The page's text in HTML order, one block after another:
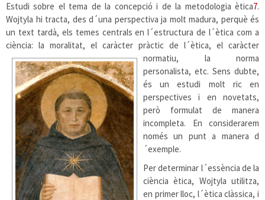
Estudi sobre el tema de la concepció i de la metodologia ètica7.
Wojtyla hi tracta, des d´una perspectiva ja molt madura, perquè és
un text tardà, els temes centrals en l´estructura de l´ètica com a
ciència: la moralitat, el caràcter pràctic de l´ètica, el caràcter
normatiu, la norma
personalista, etc. Sens dubte,
és un estudi molt ric en
perspectives i en novetats,
però formulat de manera
incompleta. En considerarem
només un punt a manera d
´exemple.
Per determinar l´essència de la
ciència ètica, Wojtyla utilitza,
en primer lloc, l´ètica clàssica, i